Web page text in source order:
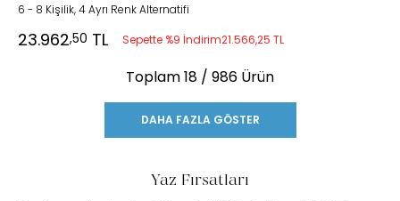
6 - 8 Kişilik, 4 Ayrı Renk Alternatifi
23.962,50 TL Sepette %9 İndirim21.566,25 TL
Toplam18 / 986 Ürün
DAHA FAZLA GÖSTER
Yaz Fırsatları